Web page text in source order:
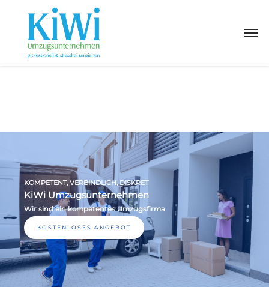
KOMPETENT, VERBINDLICH, DISKRET
KiWi Umzugsunternehmen
Wir sind ein kompetentes Umzugsfirma
KOSTENLOSES ANGEBOT